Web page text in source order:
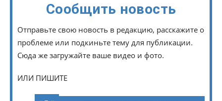
Сообщить новость
Отправьте свою новость в редакцию, расскажите о
проблеме или подкиньте тему для публикации.
Сюда же загружайте ваше видео и фото.
ИЛИ ПИШИТЕ